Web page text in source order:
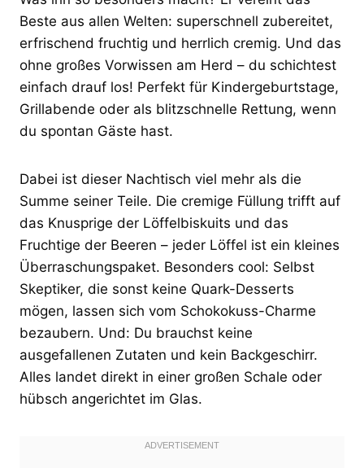
Beste aus allen Welten: superschnell zubereitet,
erfrischend fruchtig und herrlich cremig. Und das
ohne großes Vorwissen am Herd – du schichtest
einfach drauf los! Perfekt für Kindergeburtstage,
Grillabende oder als blitzschnelle Rettung, wenn
du spontan Gäste hast.
Dabei ist dieser Nachtisch viel mehr als die
Summe seiner Teile. Die cremige Füllung trifft auf
das Knusprige der Löffelbiskuits und das
Fruchtige der Beeren – jeder Löffel ist ein kleines
Überraschungspaket. Besonders cool: Selbst
Skeptiker, die sonst keine Quark-Desserts
mögen, lassen sich vom Schokokuss-Charme
bezaubern. Und: Du brauchst keine
ausgefallenen Zutaten und kein Backgeschirr.
Alles landet direkt in einer großen Schale oder
hübsch angerichtet im Glas.